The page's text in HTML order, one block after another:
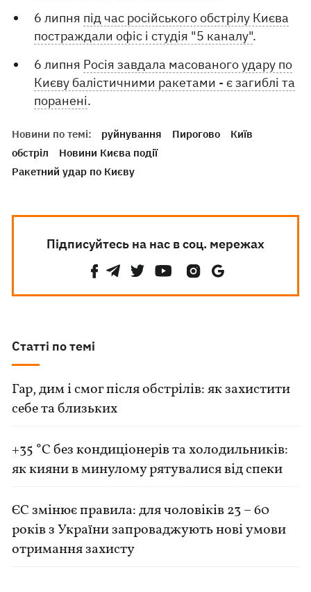
6 липня під час російського обстрілу Києва
постраждали офіс і студія "5 каналу".
6 липня Росія завдала масованого удару по
Києву балістичними ракетами - є загиблі та
поранені.
Новини по темі: руйнування Пирогово
Київ
обстріл
Новини Києва події
Ракетний удар по Києву
Підписуйтесь на нас в соц. мережах
Статті по темі
Гар, дим і смог після обстрілів: як захистити
себе та близьких
+35 °C без кондиціонерів та холодильників:
як кияни в минулому рятувалися від спеки
ЄС змінює правила: для чоловіків 23 – 60
років з України запроваджують нові умови
отримання захисту